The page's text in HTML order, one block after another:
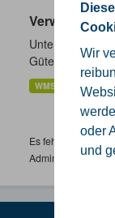
Wir
oder
und
Gütersloh
WMS SHP
Es fehlen
Administrator